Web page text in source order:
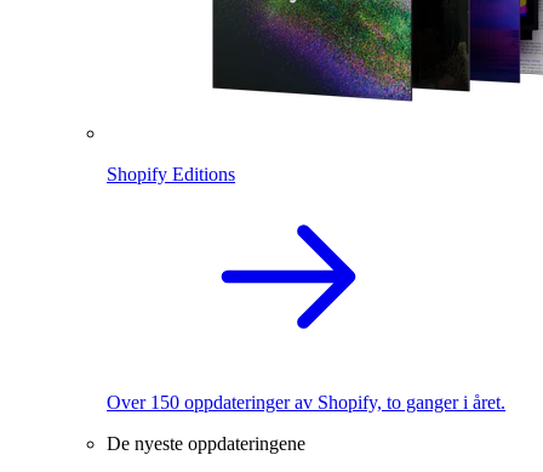
Shopify Editions
Over 150 oppdateringer av Shopify, to ganger i året.
De nyeste oppdateringene